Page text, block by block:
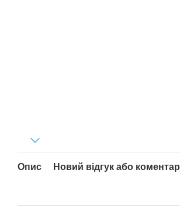
Опис Новий відгук або коментар